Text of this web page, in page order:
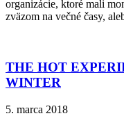
organizácie, ktoré mali
zväzom na večné časy,
THE HOT
WINTER
5. marca 2018